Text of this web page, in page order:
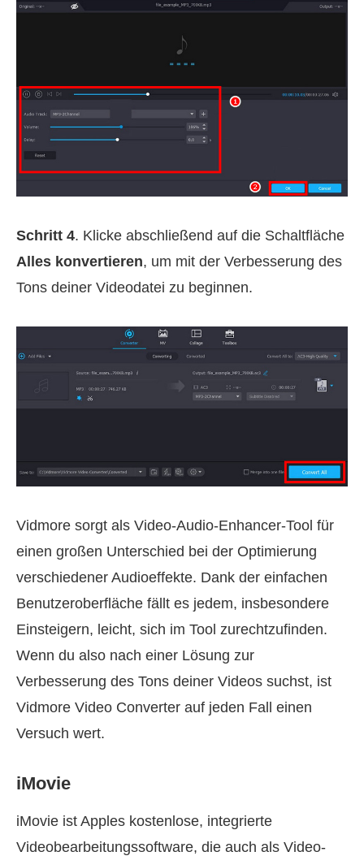
Schritt 4. Klicke abschließend auf die Schaltfläche
Alles konvertieren, um mit der Verbesserung des
Tons deiner Videodatei zu beginnen.
Vidmore sorgt als Video-Audio-Enhancer-Tool für
einen großen Unterschied bei der Optimierung
verschiedener Audioeffekte. Dank der einfachen
Benutzeroberfläche fällt es jedem, insbesondere
Einsteigern, leicht, sich im Tool zurechtzufinden.
Wenn du also nach einer Lösung zur
Verbesserung des Tons deiner Videos suchst, ist
Vidmore Video Converter auf jeden Fall einen
Versuch wert.
iMovie
iMovie ist Apples kostenlose, integrierte
Videobearbeitungssoftware, die auch als Video-